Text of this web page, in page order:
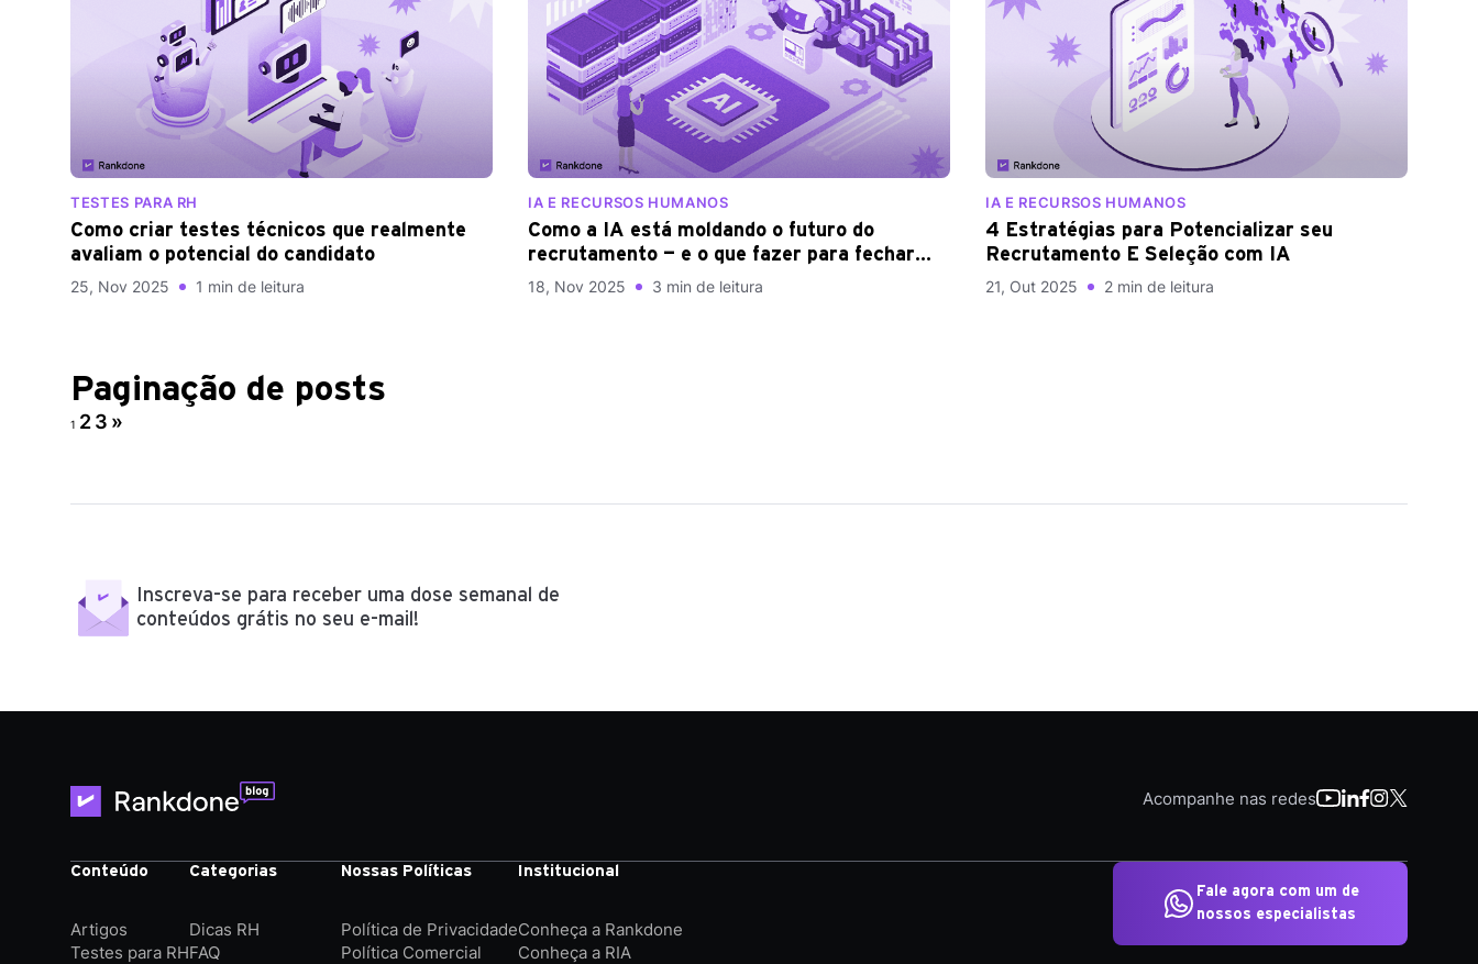
TESTES PARA RH
Como criar testes técnicos que realmente
avaliam o potencial do candidato
25, Nov 2025 1 min de leitura
IA E RECURSOS HUMANOS
Como a IA está moldando o futuro do
recrutamento — e o que fazer para fechar
2025 com eficiência e qualidade
18, Nov 2025 3 min de leitura
IA E RECURSOS HUMANOS
4 Estratégias para Potencializar seu
Recrutamento E Seleção com IA
21, Out 2025 2 min de leitura
Paginação de posts
1 23 »
Inscreva-se para receber uma dose semanal de
conteúdos grátis no seu e-mail!
Acompanhe nas redes
Conteúdo
Artigos
Testes para RH
Categorias
Dicas RH
FAQ
Nossas Políticas
Política de Privacidade
Política Comercial
Institucional
Conheça a Rankdone
Conheça a RIA
Fale agora com um de
nossos especialistas